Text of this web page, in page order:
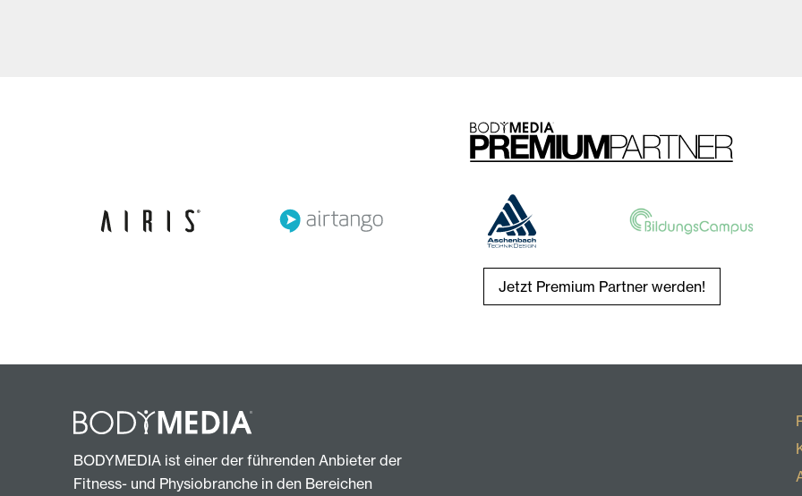
Jetzt Premium Partner werden!
BODYMEDIA ist einer der führenden Anbieter der
Fitness- und Physiobranche in den Bereichen